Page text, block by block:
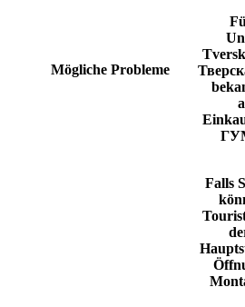
Mögliche Probleme
Falls